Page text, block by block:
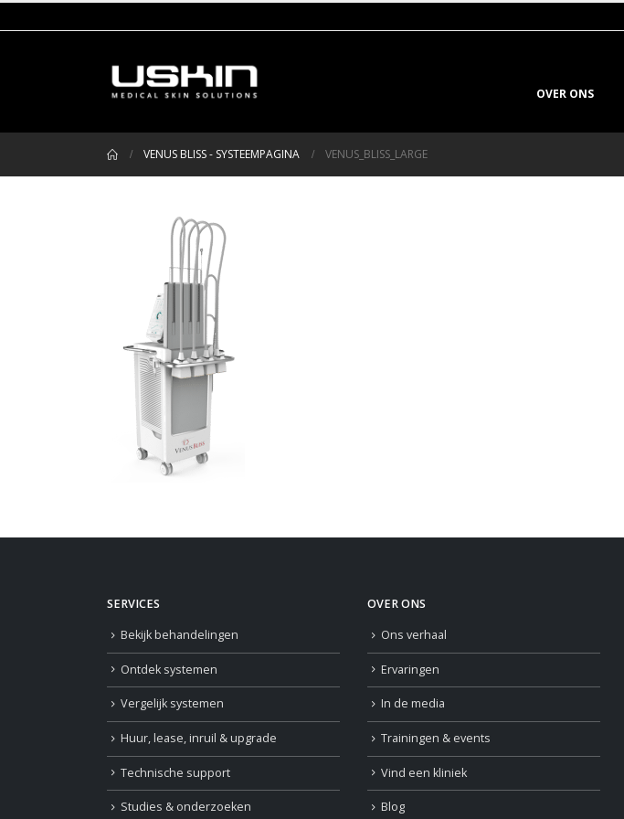
OVER ONS
VENUS BLISS - SYSTEEMPAGINA VENUS_BLISS_LARGE
SERVICES
Bekijk behandelingen
Ontdek systemen
Vergelijk systemen
Huur, lease, inruil & upgrade
Technische support
Studies & onderzoeken
OVER ONS
Ons verhaal
Ervaringen
In de media
Trainingen & events
Vind een kliniek
Blog